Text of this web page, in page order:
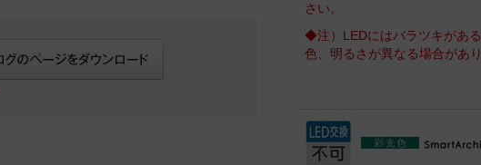
さい。
◆注）LEDにはバラツキがあ
色、明るさが異なる場合があり